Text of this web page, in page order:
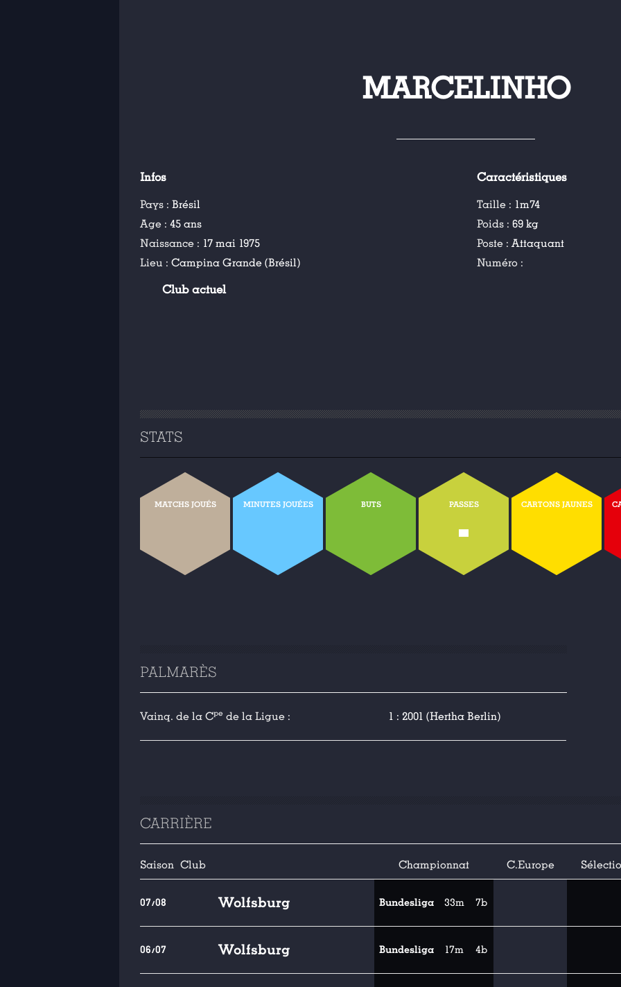
MARCELINHO
Infos
Pays : Brésil
Age : 45 ans
Naissance : 17 mai 1975
Lieu : Campina Grande (Brésil)
Caractéristiques
Taille : 1m74
Poids :69 kg
Poste :Attaquant
Numéro :
Club actuel
STATS
MATCHS JOUÉS MINUTES JOUÉES BUTS PASSES
-
CARTONS JAUNES
PALMARÈS
Vainq. de la Cpe de la Ligue : 1 : 2001 (Hertha Berlin)
CARRIÈRE
Saison Club Championnat C.Europe
07/08 Wolfsburg Bundesliga 33m 7b
06/07 Wolfsburg Bundesliga 17m 4b